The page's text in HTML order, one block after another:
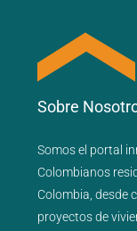
Sobre
Somos el portal
Colombianos
Colombia, desde
proyectos de